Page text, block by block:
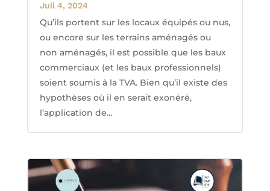
Juil 4, 2024
Qu’ils portent sur les locaux équipés ou nus,
ou encore sur les terrains aménagés ou
non aménagés, il est possible que les baux
commerciaux (et les baux professionnels)
soient soumis à la TVA. Bien qu’il existe des
hypothèses où il en serait exonéré,
l’application de...